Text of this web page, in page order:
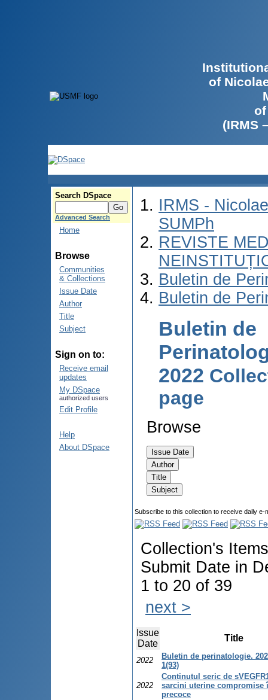
of
(IRMS
Search DSpace
Advanced Search
Home
Browse
Communities
& Collections
Issue Date
Author
Title
Subject
Sign on to:
Receive email
updates
My DSpace
authorized users
Edit Profile
Help
About DSpace
IRMS -
SUMPh
REVISTE
Buletin de
Buletin de
Buletin de
2022
page
Browse
Subscribe to this collection to receive daily
Collection's
Submit Date in
1 to 20 of 39
next >
Issue
Date
Title
2022
Buletin de perinatologie.
1(93)
2022
Conținutul seric de
sarcini uterine compromise
precoce